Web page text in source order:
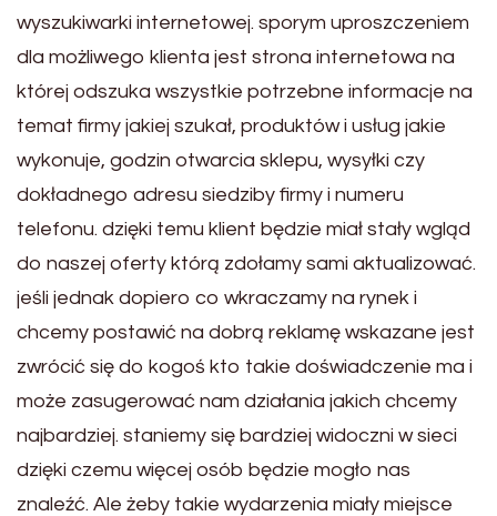
wyszukiwarki internetowej. sporym uproszczeniem
dla możliwego klienta jest strona internetowa na
której odszuka wszystkie potrzebne informacje na
temat firmy jakiej szukał, produktów i usług jakie
wykonuje, godzin otwarcia sklepu, wysyłki czy
dokładnego adresu siedziby firmy i numeru
telefonu. dzięki temu klient będzie miał stały wgląd
do naszej oferty którą zdołamy sami aktualizować.
jeśli jednak dopiero co wkraczamy na rynek i
chcemy postawić na dobrą reklamę wskazane jest
zwrócić się do kogoś kto takie doświadczenie ma i
może zasugerować nam działania jakich chcemy
najbardziej. staniemy się bardziej widoczni w sieci
dzięki czemu więcej osób będzie mogło nas
znaleźć. Ale żeby takie wydarzenia miały miejsce